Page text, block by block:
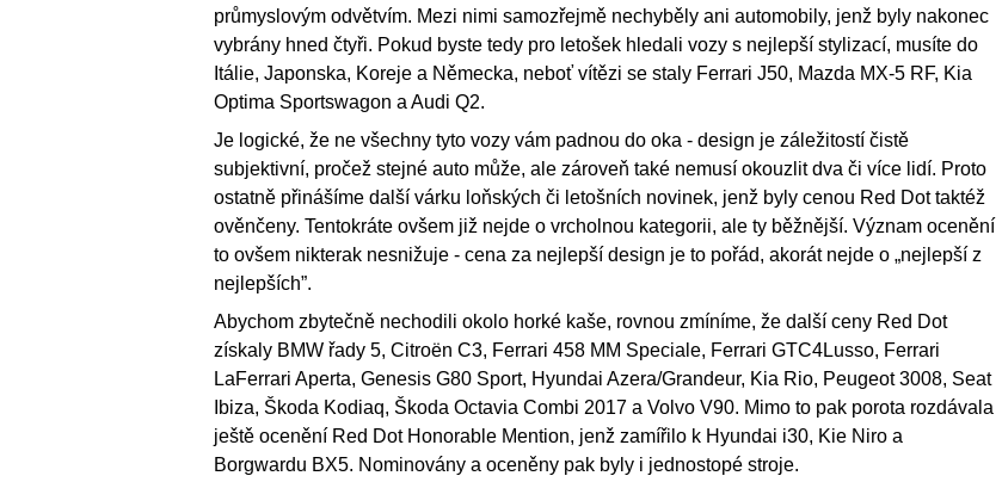
průmyslovým odvětvím. Mezi nimi samozřejmě nechyběly ani automobily, jenž byly nakonec
vybrány hned čtyři. Pokud byste tedy pro letošek hledali vozy s nejlepší stylizací, musíte do
Itálie, Japonska, Koreje a Německa, neboť vítězi se staly Ferrari J50, Mazda MX-5 RF, Kia
Optima Sportswagon a Audi Q2.
Je logické, že ne všechny tyto vozy vám padnou do oka - design je záležitostí čistě
subjektivní, pročež stejné auto může, ale zároveň také nemusí okouzlit dva či více lidí. Proto
ostatně přinášíme další várku loňských či letošních novinek, jenž byly cenou Red Dot taktéž
ověnčeny. Tentokráte ovšem již nejde o vrcholnou kategorii, ale ty běžnější. Význam ocenění
to ovšem nikterak nesnižuje - cena za nejlepší design je to pořád, akorát nejde o „nejlepší z
nejlepších”.
Abychom zbytečně nechodili okolo horké kaše, rovnou zmíníme, že další ceny Red Dot
získaly BMW řady 5, Citroën C3, Ferrari 458 MM Speciale, Ferrari GTC4Lusso, Ferrari
LaFerrari Aperta, Genesis G80 Sport, Hyundai Azera/Grandeur, Kia Rio, Peugeot 3008, Seat
Ibiza, Škoda Kodiaq, Škoda Octavia Combi 2017 a Volvo V90. Mimo to pak porota rozdávala
ještě ocenění Red Dot Honorable Mention, jenž zamířilo k Hyundai i30, Kie Niro a
Borgwardu BX5. Nominovány a oceněny pak byly i jednostopé stroje.